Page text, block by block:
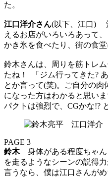
た。
江口洋介さん(以下、江口)
えるお店がいろいろあって
かき氷を食べたり、街の食堂
鈴木さんは、周りを筋トレ
たね！ 「ジム行ってきた?
とか言って(笑)。ご自分の
になった方はわかると思い
パクトは強烈で、CGかな!?
PAGE 3
鈴木身体がある程度ちゃん
を走るようなシーンの説得
言うなら、僕は江口さんが